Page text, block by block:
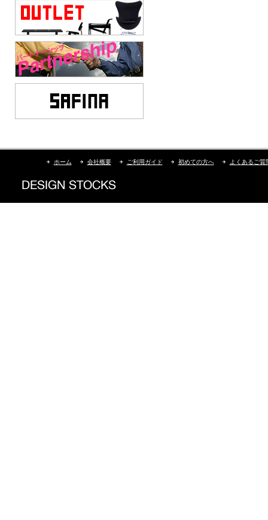
ホーム 会社概要 ご利用ガイド 初めての方へ よくあるご質